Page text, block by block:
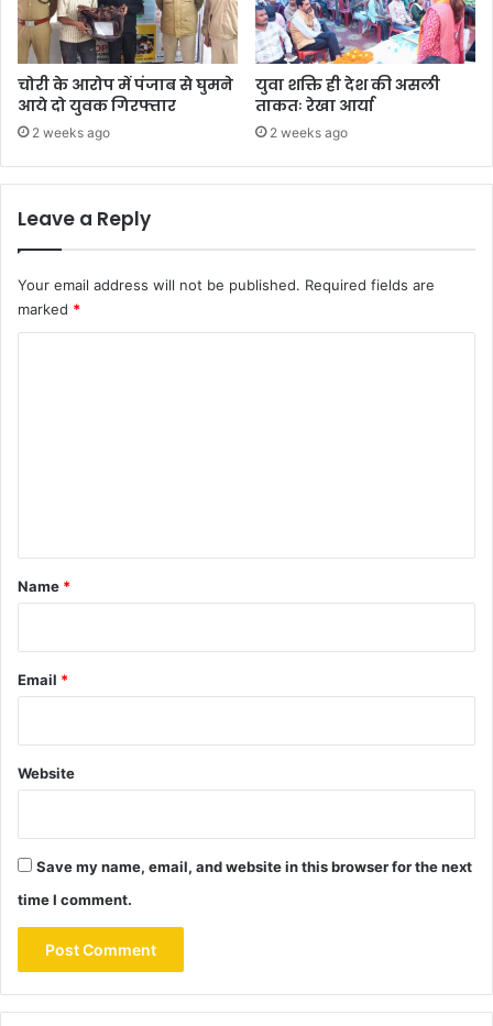
चोरी के आरोप में पंजाब से घुमने
आये दो युवक गिरफ्तार
2 weeks ago
युवा शक्ति ही देश की असली
ताकतः रेखा आर्या
2 weeks ago
Leave a Reply
Your email address will not be published. Required fields are
marked *
*
Name *
Email *
Website
Save my name, email, and website in this browser for the next
time I comment.